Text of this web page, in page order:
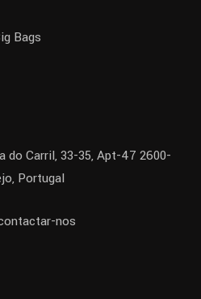
Bags
do Carril, 33-35, Apt-47 2600-
Portugal
nos